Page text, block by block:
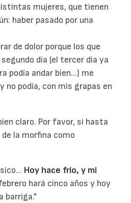
mujeres, que tienen
haber pasado por una
de dolor porque los que
día (el tercer día ya
podía andar bien...) me
no podía, con mis grapas en
claro. Por favor, si hasta
la morfina como
Hoy hace frío, y mi
hará cinco años y hoy
barriga."